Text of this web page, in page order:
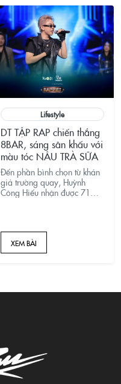
Lifestyle
DT TẬP RAP chiến thắng
8BAR, sáng sân khấu với
màu tóc NÂU TRÀ SỮA
Đến phần bình chọn từ khán
giả trường quay, Huỳnh
Công Hiếu nhận được 71
lại chiến đấu cùng team B
RAY ở vòng sau.
XEM BÀI